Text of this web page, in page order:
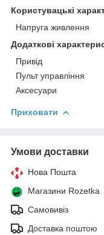
Користувацькі
Напруга живлення
Додаткові
Привід
Пульт управління
Аксесуари
Приховати
Умови доставки
Нова Пошта
Магазини Rozetka
Самовивіз
Доставка поштою